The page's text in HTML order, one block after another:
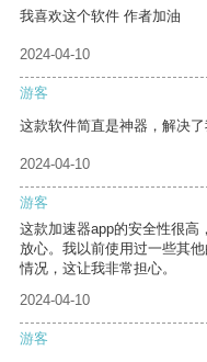
我喜欢这个软件 作者加油
2024-04-10
游客
这款软件简直是神器，解决了
2024-04-10
游客
这款加速器app的安全性很高
放心。我以前使用过一些其
情况，这让我非常担心。
2024-04-10
游客